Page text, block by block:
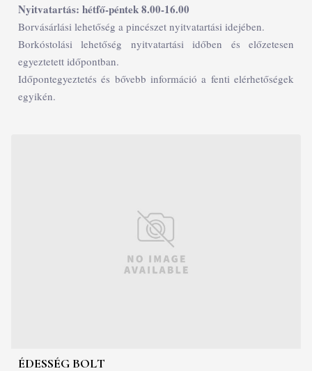
Nyitvatartás: hétfő-péntek 8.00-16.00
Borvásárlási lehetőség a pincészet nyitvatartási idejében.
Borkóstolási lehetőség nyitvatartási időben és előzetesen
egyeztetett időpontban.
Időpontegyeztetés és bővebb információ a fenti elérhetőségek
egyikén.
ÉDESSÉG BOLT